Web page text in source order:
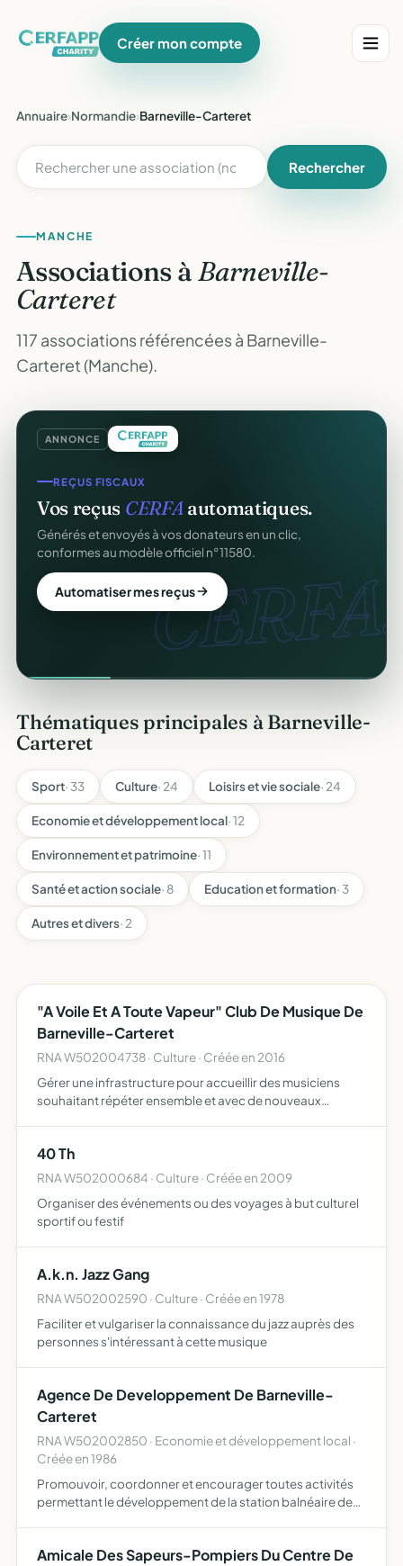
Créer mon compte
Annuaire›Normandie›Barneville-Carteret
Rechercher
MANCHE
Associations àBarneville-
Carteret
117 associations référencées à Barneville-
Carteret (Manche).
ANNONCE
CERFA.
REÇUS FISCAUX
Vos reçus CERFAautomatiques.
Générés et envoyés à vos donateurs en un clic,
conformes au modèle officiel n°11580.
Automatiser mes reçus
Thématiques principales à Barneville-
Carteret
Sport· 33 Culture· 24 Loisirs et vie sociale· 24
Economie et développement local· 12
Environnement et patrimoine· 11
Santé et action sociale· 8 Education et formation· 3
Autres et divers· 2
"A Voile Et A Toute Vapeur" Club De Musique De
Barneville-Carteret
RNA W502004738 · Culture · Créée en 2016
Gérer une infrastructure pour accueillir des musiciens
souhaitant répéter ensemble et avec de nouveaux
salles e…
40 Th
RNA W502000684 · Culture · Créée en 2009
Organiser des événements ou des voyages à but culturel
sportif ou festif
A.k.n. Jazz Gang
RNA W502002590 · Culture · Créée en 1978
Faciliter et vulgariser la connaissance du jazz auprès des
personnes s'intéressant à cette musique
Agence De Developpement De Barneville-
Carteret
RNA W502002850 · Economie et développement local ·
Créée en 1986
Promouvoir, coordonner et encourager toutes activités
permettant le développement de la station balnéaire de
Amicale Des Sapeurs-Pompiers Du Centre De